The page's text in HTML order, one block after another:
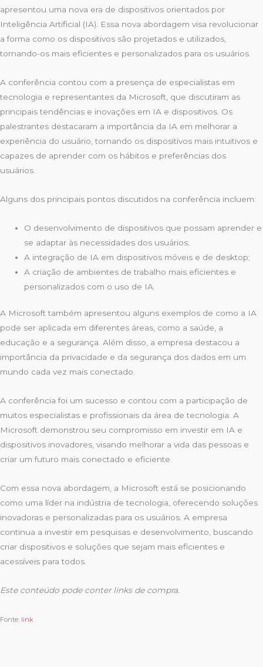
apresentou uma nova era de dispositivos orientados por
Inteligência Artificial (IA). Essa nova abordagem visa revolucionar
a forma como os dispositivos são projetados e utilizados,
tornando-os mais eficientes e personalizados para os usuários.
A conferência contou com a presença de especialistas em
tecnologia e representantes da Microsoft, que discutiram as
principais tendências e inovações em IA e dispositivos. Os
palestrantes destacaram a importância da IA em melhorar a
experiência do usuário, tornando os dispositivos mais intuitivos e
capazes de aprender com os hábitos e preferências dos
usuários.
Alguns dos principais pontos discutidos na conferência incluem:
O desenvolvimento de dispositivos que possam aprender e
se adaptar às necessidades dos usuários;
A integração de IA em dispositivos móveis e de desktop;
A criação de ambientes de trabalho mais eficientes e
personalizados com o uso de IA.
A Microsoft também apresentou alguns exemplos de como a IA
pode ser aplicada em diferentes áreas, como a saúde, a
educação e a segurança. Além disso, a empresa destacou a
importância da privacidade e da segurança dos dados em um
mundo cada vez mais conectado.
A conferência foi um sucesso e contou com a participação de
muitos especialistas e profissionais da área de tecnologia. A
Microsoft demonstrou seu compromisso em investir em IA e
dispositivos inovadores, visando melhorar a vida das pessoas e
criar um futuro mais conectado e eficiente.
Com essa nova abordagem, a Microsoft está se posicionando
como uma líder na indústria de tecnologia, oferecendo soluções
inovadoras e personalizadas para os usuários. A empresa
continua a investir em pesquisas e desenvolvimento, buscando
criar dispositivos e soluções que sejam mais eficientes e
acessíveis para todos.
Este conteúdo pode conter links de compra.
Fonte: link